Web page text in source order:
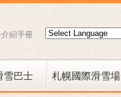
介紹手冊
雪巴士 札幌國際滑雪